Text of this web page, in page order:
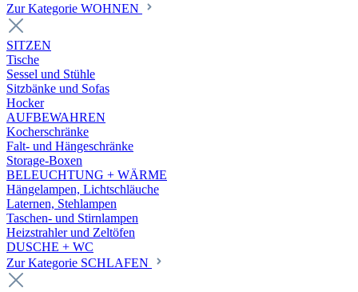
Zur Kategorie WOHNEN
SITZEN
Tische
Sessel und Stühle
Sitzbänke und Sofas
Hocker
AUFBEWAHREN
Kocherschränke
Falt- und Hängeschränke
Storage-Boxen
BELEUCHTUNG + WÄRME
Hängelampen, Lichtschläuche
Laternen, Stehlampen
Taschen- und Stirnlampen
Heizstrahler und Zeltöfen
DUSCHE + WC
Zur Kategorie SCHLAFEN